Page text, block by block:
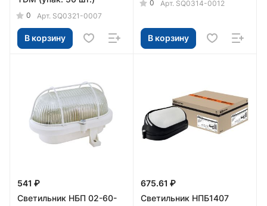
0 Арт. SQ0321-0007
В корзину
0 Арт. SQ0314-0012
В корзину
541 ₽
Светильник НБП 02-60-
675.61 ₽
Светильник НПБ1407